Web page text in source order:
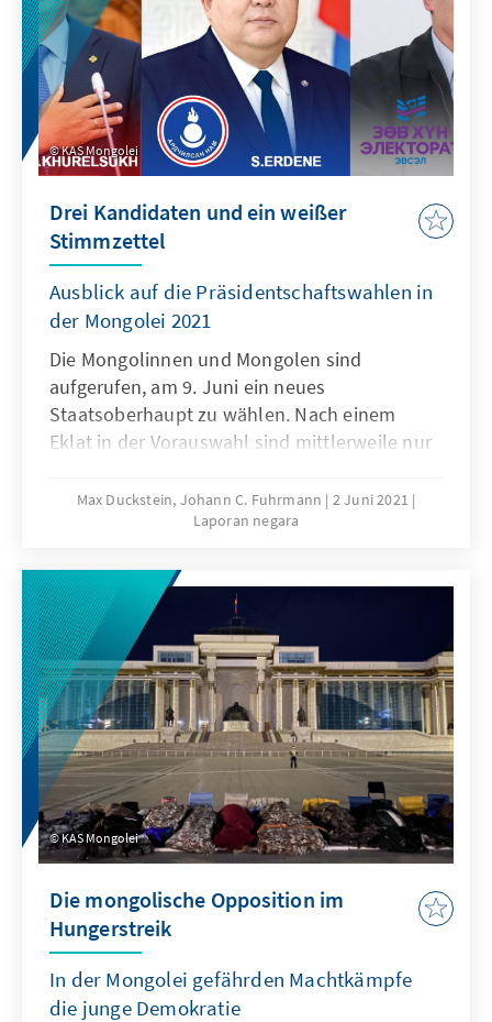
68 Prozent mit deutlicher Mehrheit zum
künftigen Staatsoberhaupt des Landes
gewählt worden. Damit wird die Partei neben
dem mit einer Zweidrittelmehrheit
regierenden Premierminister L. Oyun-Erdene
zukünftig auch das Präsidentenamt
warnte schon vor den Abstimmungen vor
Gefahren für die junge Demokratie.
KAS Mongolei
Drei Kandidaten und ein weißer
Stimmzettel
Ausblick auf die Präsidentschaftswahlen in
der Mongolei 2021
Die Mongolinnen und Mongolen sind
aufgerufen, am 9. Juni ein neues
Staatsoberhaupt zu wählen. Nach einem
Eklat in der Vorauswahl sind mittlerweile nur
ehemaligen Premierministers der regierenden
Mongolischen Volkspartei (MVP) U.
der für die größte Oppositionspartei, die
Demokratische Partei (DP) antritt, wurde bei
seinen wenigen Auftritten von den eigenen
Parteianhängern von der Bühne gebuht.
Derweil werden dem politischen Underdog D.
Enkhbat durchaus Außenseiterchancen
eingeräumt. Doch eine Besonderheit des
mongolischen Wahlsystems bietet darüber
hinaus noch eine vierte Möglichkeit.
Max Duckstein, Johann C. Fuhrmann
2 Juni 2021
Laporan negara
KAS Mongolei
Die mongolische Opposition im
Hungerstreik
In der Mongolei gefährden Machtkämpfe
die junge Demokratie